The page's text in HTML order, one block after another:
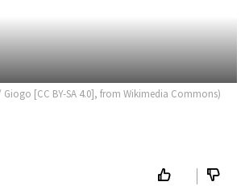
[CC BY-SA 4.0], from Wikimedia Commons)